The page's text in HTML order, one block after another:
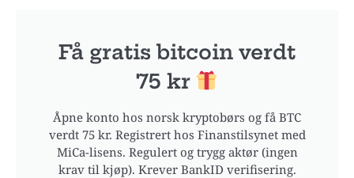
Få gratis bitcoin verdt
75 kr
Åpne konto hos norsk kryptobørs og få BTC
verdt 75 kr. Registrert hos Finanstilsynet med
MiCa-lisens. Regulert og trygg aktør (ingen
krav til kjøp). Krever BankID verifisering.